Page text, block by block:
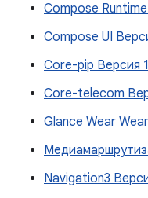
Compose
Compose UI
Core-pip Версия
Core-telecom
Glance Wear
Navigation3